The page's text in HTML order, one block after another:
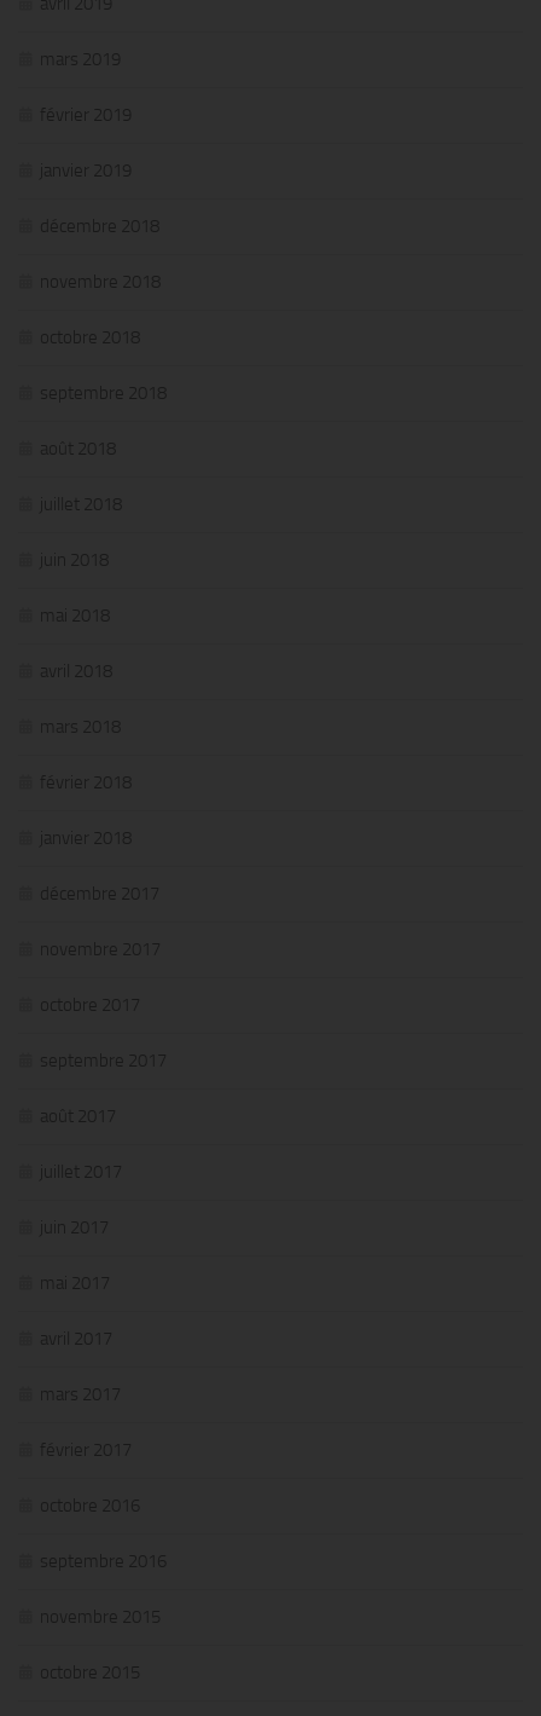
mars 2019
février 2019
janvier 2019
décembre 2018
novembre 2018
octobre 2018
septembre 2018
août 2018
juillet 2018
juin 2018
mai 2018
avril 2018
mars 2018
février 2018
janvier 2018
décembre 2017
novembre 2017
octobre 2017
septembre 2017
août 2017
juillet 2017
juin 2017
mai 2017
avril 2017
mars 2017
février 2017
octobre 2016
septembre 2016
novembre 2015
octobre 2015